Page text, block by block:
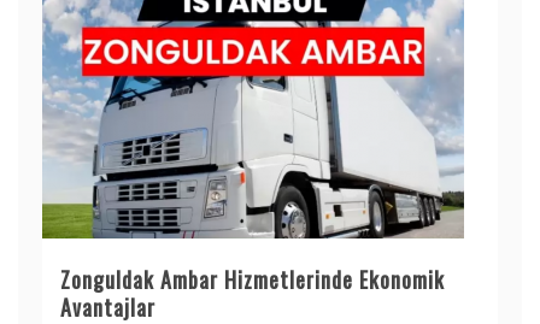
Zonguldak Ambar Hizmetlerinde Ekonomik
Avantajlar